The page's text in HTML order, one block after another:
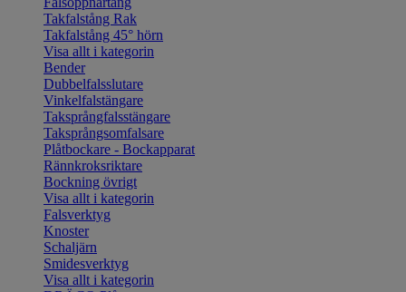
Takfalstång Rak
Takfalstång 45° hörn
Visa allt i kategorin
Bender
Dubbelfalsslutare
Vinkelfalstängare
Taksprångfalsstängare
Taksprångsomfalsare
Plåtbockare - Bockapparat
Rännkroksriktare
Bockning övrigt
Visa allt i kategorin
Falsverktyg
Knoster
Schaljärn
Smidesverktyg
Visa allt i kategorin